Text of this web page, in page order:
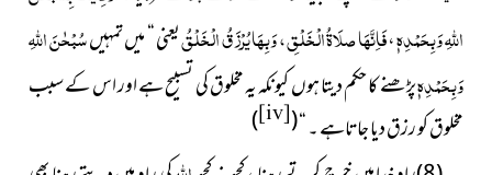
اللهِ وَبِحَمْدِهٖ،فَاِنَّهَا صلَاةُ الْخَلْقِ ، وَبِهَا يُرْزَقُ الْخَلْقُیعنی “ میں تمہیںسُبْحٰنَاللہِ
وَبِحَمْدِہٖپڑھنے کا حکم دیتا ہوں کیونکہ یہ مخلوق کی تسبیح ہے اور اس کے سبب
مخلوق کو رزق دیا جاتاہے ۔ “(
[iv]
)